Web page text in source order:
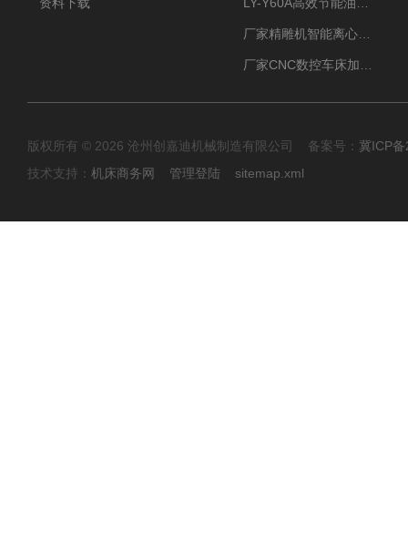
版权所有 © 2026 沧州创嘉迪机械制造有限公司 备案号： 冀ICP
技术支持： 机床商务网 管理登陆 sitemap.xml